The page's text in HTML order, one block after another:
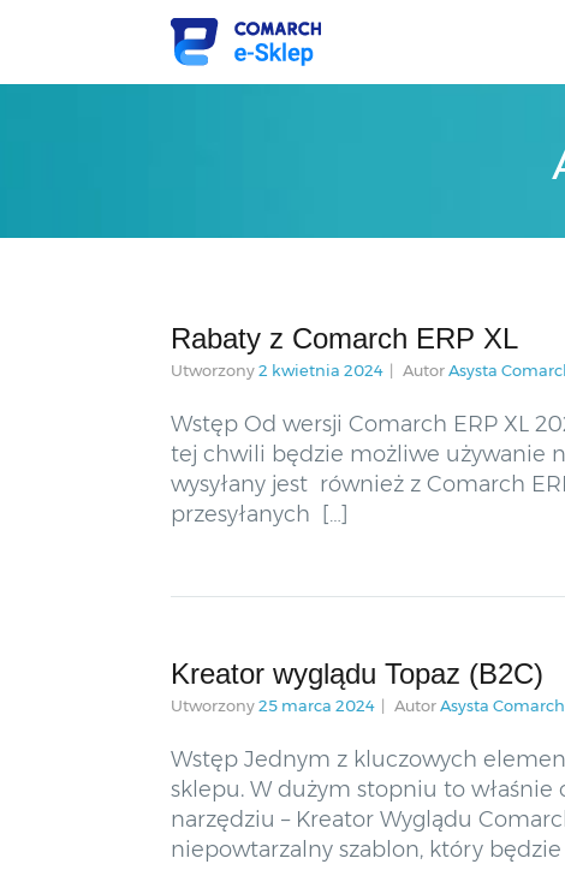
Rabaty z Comarch ERP XL
Utworzony2 kwietnia 2024 AutorAsysta
Wstęp Od wersji Comarch ERP XL
tej chwili będzie możliwe używanie
wysyłany jest również z Comarch
przesyłanych […]
Kreator wyglądu Topaz (B2C)
Utworzony25 marca 2024 AutorAsysta
Wstęp Jednym z kluczowych
sklepu. W dużym stopniu to właśnie
narzędziu – Kreator Wyglądu
niepowtarzalny szablon, który będzie